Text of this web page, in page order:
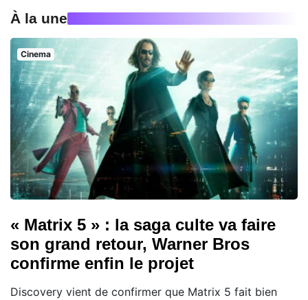
À la une
Cinema
« Matrix 5 » : la saga culte va faire
son grand retour, Warner Bros
confirme enfin le projet
Discovery vient de confirmer que Matrix 5 fait bien